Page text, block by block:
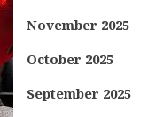
November 2025
October 2025
September 2025